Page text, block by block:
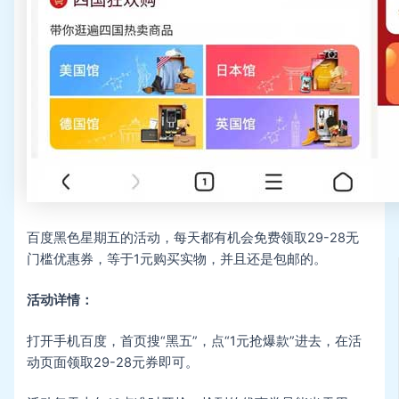
百度黑色星期五的活动，每天都有机会免费领取29-28无
门槛优惠券，等于1元购买实物，并且还是包邮的。
活动详情：
打开手机百度，首页搜“黑五”，点“1元抢爆款”进去，在活
动页面领取29-28元券即可。